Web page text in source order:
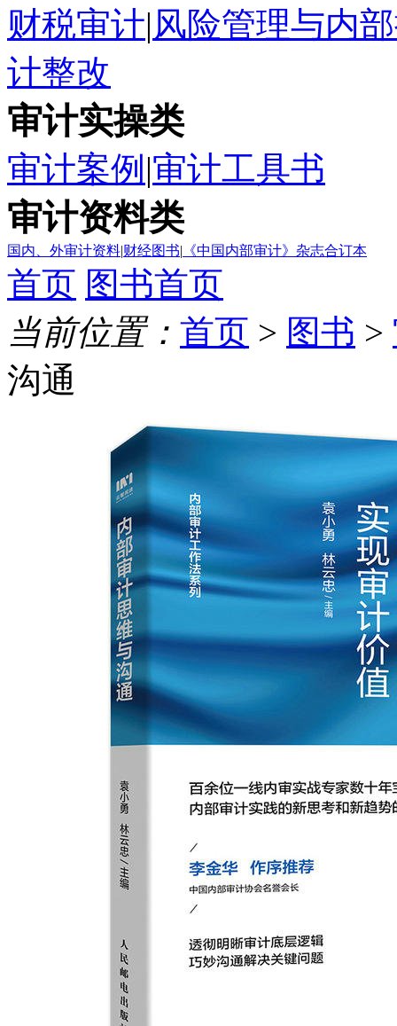
财税审计|风险管理与内
计整改
审计实操类
审计案例 |审计工具书
审计资料类
国内、外审计资料|财经图书| 《中国内部审计》杂志合订本
首页 图书首页
当前位置： 首页 > 图书 >
沟通